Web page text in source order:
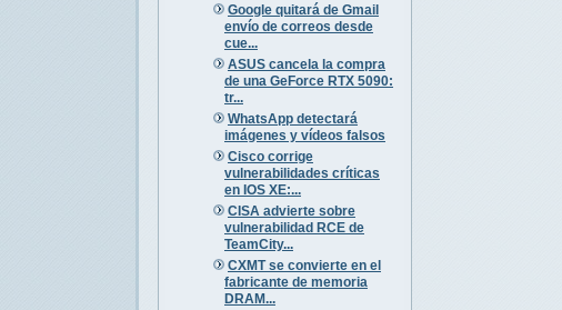
Google quitará de Gmail
envío de correos desde
cue...
ASUS cancela la compra
de una GeForce RTX 5090:
tr...
WhatsApp detectará
imágenes y vídeos falsos
Cisco corrige
vulnerabilidades críticas
en IOS XE:...
CISA advierte sobre
vulnerabilidad RCE de
TeamCity...
CXMT se convierte en el
fabricante de memoria
DRAM...